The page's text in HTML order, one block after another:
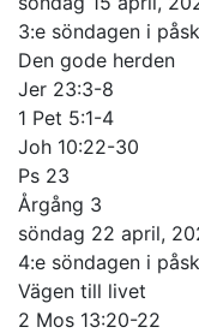
3:e söndagen i
Den gode herden
Jer 23:3-8
1 Pet 5:1-4
Joh 10:22-30
Ps 23
Årgång 3
söndag 22 april,
4:e söndagen i
Vägen till livet
2 Mos 13:20-22